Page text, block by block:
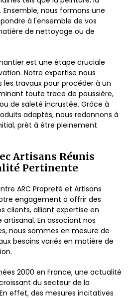
nous formons une
à l'ensemble de vos
de nettoyage ou de
est une étape cruciale
Notre expertise nous
travaux pour procéder à un
toute trace de poussière,
de saleté incrustée. Grâce à
adaptés, nous redonnons à
prêt à être pleinement
Artisans Réunis
Pertinente
ARC Propreté et Artisans
engagement à offrir des
clients, alliant expertise en
En associant nos
nous sommes en mesure de
besoins variés en matière de
2000 en France, une actualité
du secteur de la
effet, des mesures incitatives